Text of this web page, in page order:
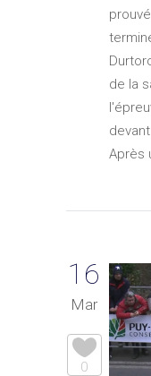
de la
Après
16
Mar
0